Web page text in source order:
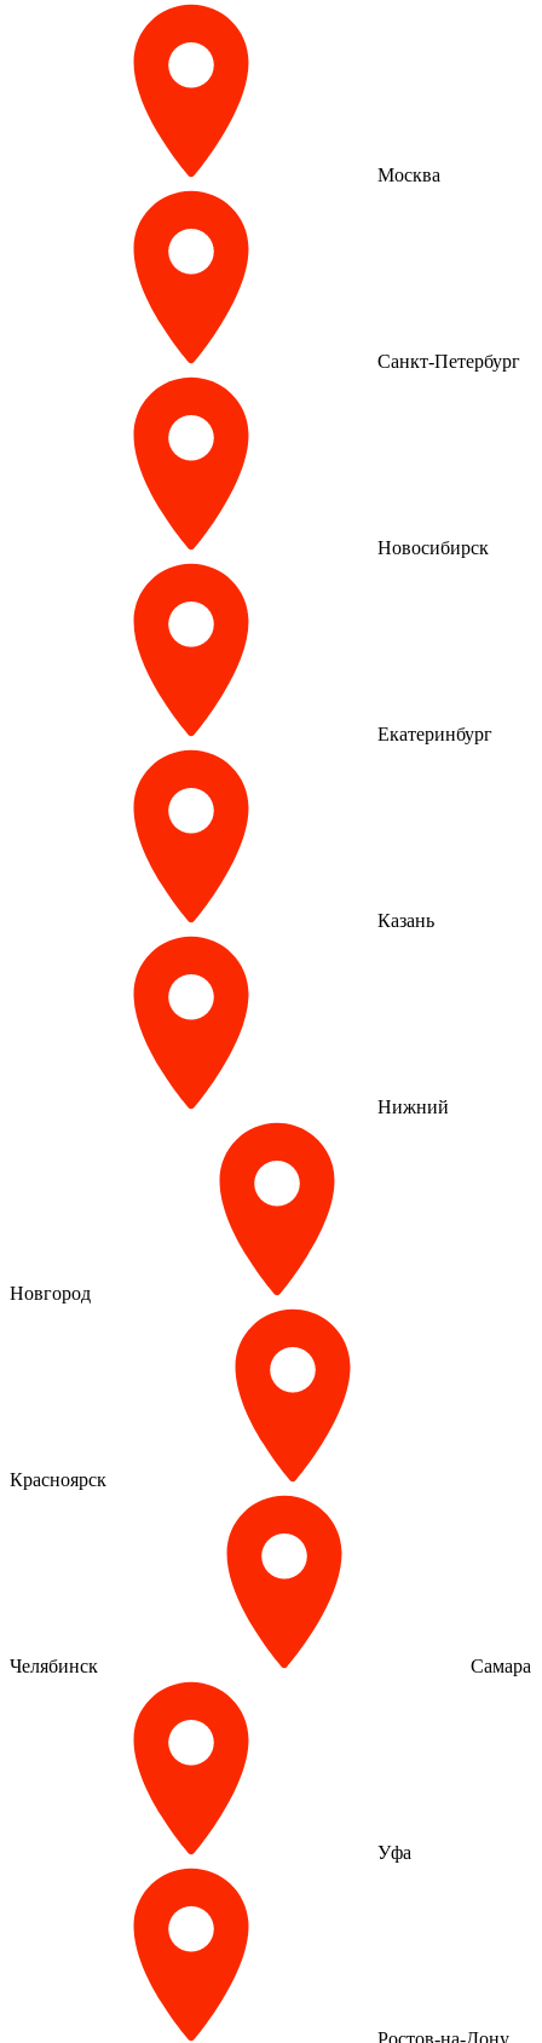
Москва
Санкт-Петербург
Новосибирск
Екатеринбург
Казань
Нижний
Новгород
Красноярск
Челябинск Самара
Уфа
Ростов-на-Дону